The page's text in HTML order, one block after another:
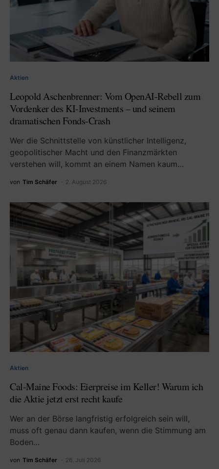
Aktien
Leopold Aschenbrenner: Vom OpenAI-Rebell zum
Vordenker des KI-Investments – und seinem
dramatischen Fonds-Crash
Wer die Schnittstelle von künstlicher Intelligenz,
geopolitischer Macht und den Finanzmärkten
verstehen will, kommt an einem Namen kaum…
von Tim Schäfer 2. August 2026
Aktien
Cal-Maine Foods: Eierpreise im Keller! Warum ich
die Aktie jetzt erst recht kaufe
Wer an der Börse langfristig erfolgreich sein will,
muss oft genau dann kaufen, wenn die Stimmung am
Boden…
von Tim Schäfer 26. Juli 2026